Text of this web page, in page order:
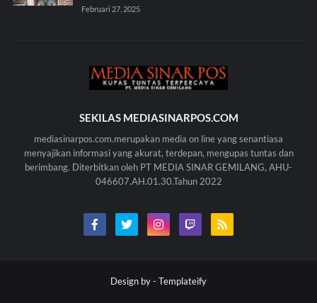
Februari 27, 2025
SEKILAS MEDIASINARPOS.COM
mediasinarpos.com.merupakan media on line yang senantiasa
menyajikan informasi yang akurat, terdepan, mengupas tuntas dan
berimbang. Diterbitkan oleh PT MEDIA SINAR GEMILANG, AHU-
046607.AH.01.30.Tahun 2022
Design by - Templateify